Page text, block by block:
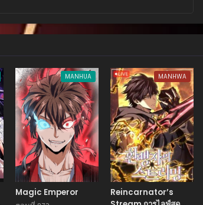
MANHUA
Magic Emperor
MANHWA
Reincarnator’s